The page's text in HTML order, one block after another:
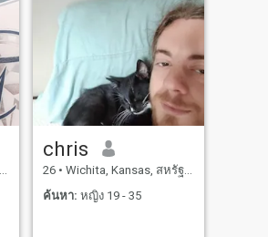
chris
26 • Wichita, Kansas, สหรัฐอเมริกา
ค้นหา: หญิง 19 - 35